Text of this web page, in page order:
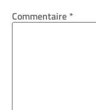
Commentaire *